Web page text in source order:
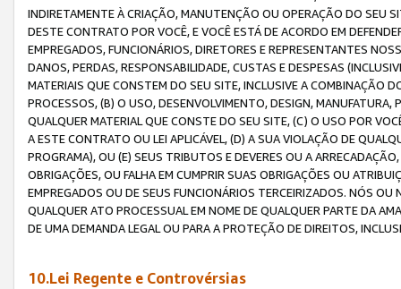
INDIRETAMENTE À CRIAÇÃO, MANUTENÇÃO OU OPERAÇÃO DO SEU
DESTE CONTRATO POR VOCÊ, E VOCÊ ESTÁ DE ACORDO EM
EMPREGADOS, FUNCIONÁRIOS, DIRETORES E REPRESENTANTES
DANOS, PERDAS, RESPONSABILIDADE, CUSTAS E DESPESAS
MATERIAIS QUE CONSTEM DO SEU SITE, INCLUSIVE A COMBINAÇÃO
PROCESSOS, (B) O USO, DESENVOLVIMENTO, DESIGN,
QUALQUER MATERIAL QUE CONSTE DO SEU SITE, (C) O USO POR
A ESTE CONTRATO OU LEI APLICÁVEL, (D) A SUA VIOLAÇÃO DE
PROGRAMA), OU (E) SEUS TRIBUTOS E DEVERES OU A
OBRIGAÇÕES, OU FALHA EM CUMPRIR SUAS OBRIGAÇÕES OU
EMPREGADOS OU DE SEUS FUNCIONÁRIOS TERCEIRIZADOS. NÓS
QUALQUER ATO PROCESSUAL EM NOME DE QUALQUER PARTE DA
DE UMA DEMANDA LEGAL OU PARA A PROTEÇÃO DE DIREITOS,
10.Lei Regente e Controvérsias